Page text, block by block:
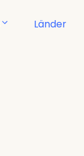
Länder